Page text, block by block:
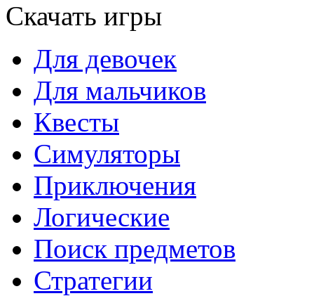
Скачать игры
Для девочек
Для мальчиков
Квесты
Симуляторы
Приключения
Логические
Поиск предметов
Стратегии